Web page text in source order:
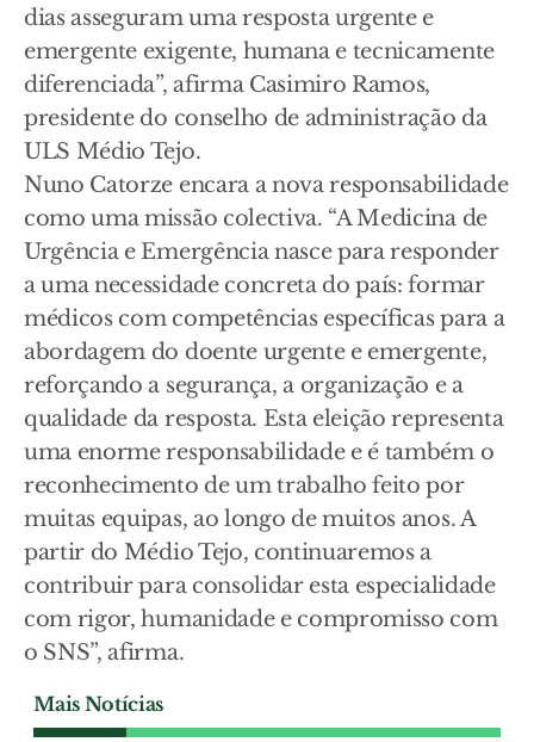
dias asseguram uma resposta urgente e
emergente exigente, humana e tecnicamente
diferenciada”, afirma Casimiro Ramos,
presidente do conselho de administração da
ULS Médio Tejo.
Nuno Catorze encara a nova responsabilidade
como uma missão colectiva. “A Medicina de
Urgência e Emergência nasce para responder
a uma necessidade concreta do país: formar
médicos com competências específicas para a
abordagem do doente urgente e emergente,
reforçando a segurança, a organização e a
qualidade da resposta. Esta eleição representa
uma enorme responsabilidade e é também o
reconhecimento de um trabalho feito por
muitas equipas, ao longo de muitos anos. A
partir do Médio Tejo, continuaremos a
contribuir para consolidar esta especialidade
com rigor, humanidade e compromisso com
o SNS”, afirma.
Mais Notícias